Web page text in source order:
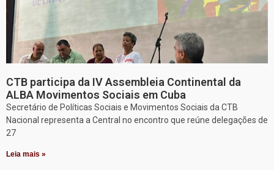
CTB participa da IV Assembleia Continental da
ALBA Movimentos Sociais em Cuba
Secretário de Políticas Sociais e Movimentos Sociais da CTB
Nacional representa a Central no encontro que reúne delegações de
27
Leia mais »